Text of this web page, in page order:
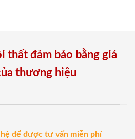
thất đảm bảo bằng giá
thương hiệu
để được tư vấn miễn phí